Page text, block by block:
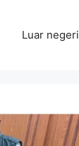
Luar negeri